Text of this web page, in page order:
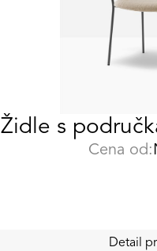
Židle s
Cena od:
Detail